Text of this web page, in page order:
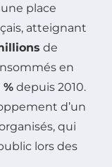
place
atteignant
de
en
depuis 2010.
d’un
qui
lors des